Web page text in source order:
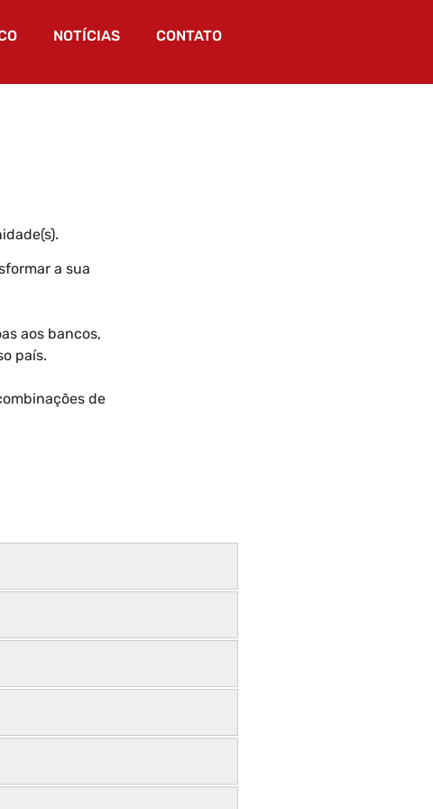
NOTÍCIAS CONTATO
a sua
aos bancos,
país.
de